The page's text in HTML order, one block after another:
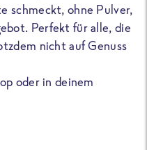
schmeckt, ohne Pulver,
Perfekt für alle, die
nicht auf Genuss
oder in deinem